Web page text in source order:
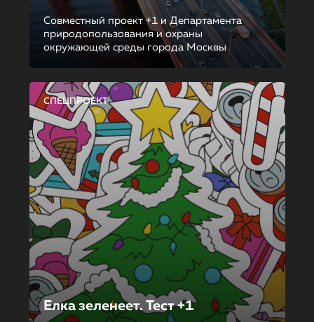
Совместный проект +1 и Департамента
природопользования и охраны
окружающей среды города Москвы
СПЕЦПРОЕКТ
Елка зеленеет. Тест +1